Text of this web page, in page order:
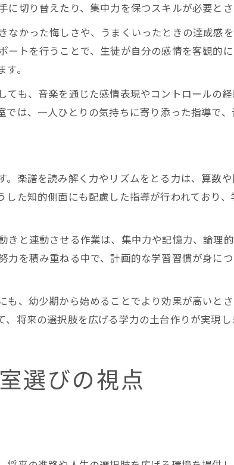
切り替えたり、集中力を保つスキルが必要とさ
かった悔しさや、うまくいったときの達成感
トを行うことで、生徒が自分の感情を客観的
。
ても、音楽を通じた感情表現やコントロールの
は、一人ひとりの気持ちに寄り添った指導で、
楽譜を読み解く力やリズムをとる力は、算数
た知的側面にも配慮した指導が行われており
と連動させる作業は、集中力や記憶力、論理
を積み重ねる中で、計画的な学習習慣が身に
も、幼少期から始めることでより効果が高いと
将来の選択肢を広げる学力の土台作りが実現し
選びの視点